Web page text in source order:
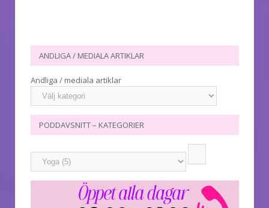
ANDLIGA / MEDIALA ARTIKLAR
Andliga / mediala artiklar
PODDAVSNITT – KATEGORIER